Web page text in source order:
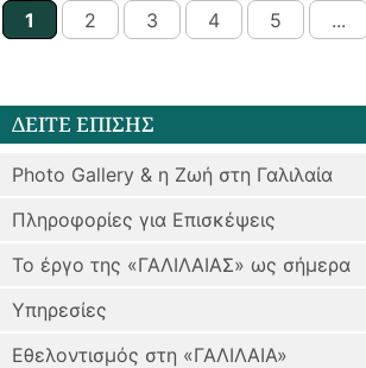
1 2 3 4 5 ...
ΔΕΙΤΕ ΕΠΙΣΗΣ
Photo Gallery & η Ζωή στη Γαλιλαία
Πληροφορίες για Επισκέψεις
Το έργο της «ΓΑΛΙΛΑΙΑΣ» ως σήμερα
Υπηρεσίες
Εθελοντισμός στη «ΓΑΛΙΛΑΙΑ»